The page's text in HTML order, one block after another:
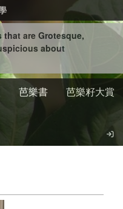
are Grotesque,
about
芭樂書
芭樂籽大賞